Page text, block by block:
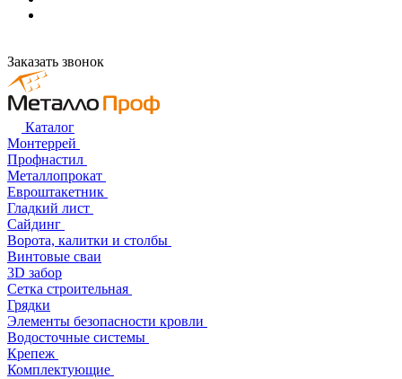
Заказать звонок
Каталог
Монтеррей
Профнастил
Металлопрокат
Евроштакетник
Гладкий лист
Сайдинг
Ворота, калитки и столбы
Винтовые сваи
3D забор
Сетка строительная
Грядки
Элементы безопасности кровли
Водосточные системы
Крепеж
Комплектующие